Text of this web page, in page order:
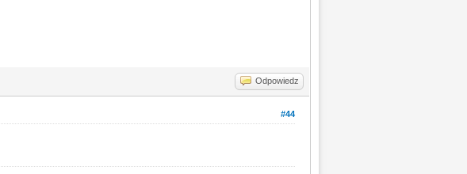
Odpowiedz
#44